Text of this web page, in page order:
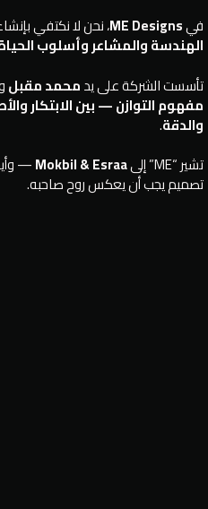
فيME Designs، نحن لا نكتفي
الهندسة والمشاعر وأسلوب
تأسست الشركة على يدمحمد مقبل
مفهوم التوازن — بين الابتكار
والدقة.
تشير “ME” إلى
Mokbil & Esraa
—
تصميم يجب أن يعكس روح صاحبه.